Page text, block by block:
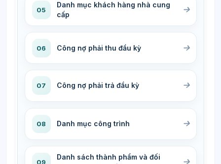
05
Danh mục khách hàng nhà cung
cấp
06 Công nợ phải thu đầu kỳ
07 Công nợ phải trả đầu kỳ
08 Danh mục công trình
09
Danh sách thành phẩm và đối